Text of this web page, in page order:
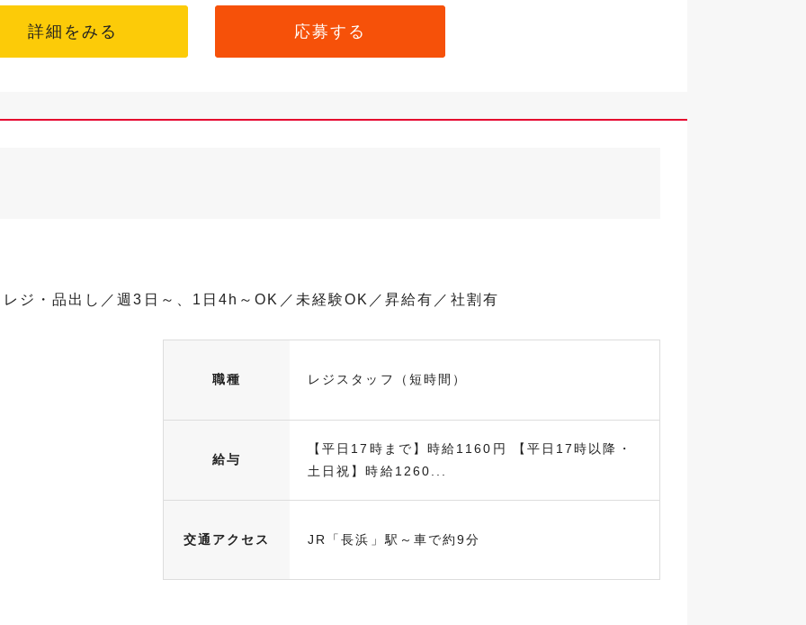
詳細をみる 応募する
ジ・品出し／週3日～、1日4h～OK／未経験OK／昇給有／社割有
職種 レジスタッフ（短時間）
給与
【平日17時まで】時給1160円 【平日17時以降・
土日祝】時給1260...
交通アクセス JR「長浜」駅～車で約9分